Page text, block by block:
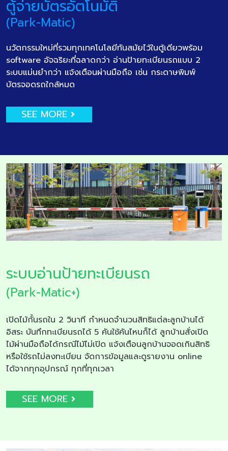
ตู้จ่ายบัตรอัตโนมัติ
(Park-Matic)
นวัตกรรมใหม่ที่รวมทุกเทคโนโลยีทันสมัยไว้ในตู้เดียวพร้อม
software อัจฉริยะที่ฉลาดกว่า อ่านป้ายทะเบียนรถแบบ 2
ระบบแม่นยำกว่า แจ้งเตือนผ่านมือถือ เช่น กระดาษพิมพ์
บัตรจอดรถใกล้หมด
SEE MORE
ระบบอ่านป้ายทะเบียนรถ
(Park-Matic+)
เปิดไม้กั้นรถใน 2 วินาที กำหนดจำนวนสิทธิแต่ละลูกบ้านได้
อิสระ บันทึกทะเบียนรถได้ 5 คันใช้คันไหนก็ได้ ลูกบ้านสั่งเปิด
ไม้ผ่านมือถือได้กรณีไม้ไม่เปิด แจ้งเตือนลูกบ้านจอดเกินสิทธิ
หรือใช้รถไม่ลงทะเบียน จัดการข้อมูลและดูรายงาน online
ได้จากทุกอุปกรณ์ ทุกที่ทุกเวลา
SEE MORE